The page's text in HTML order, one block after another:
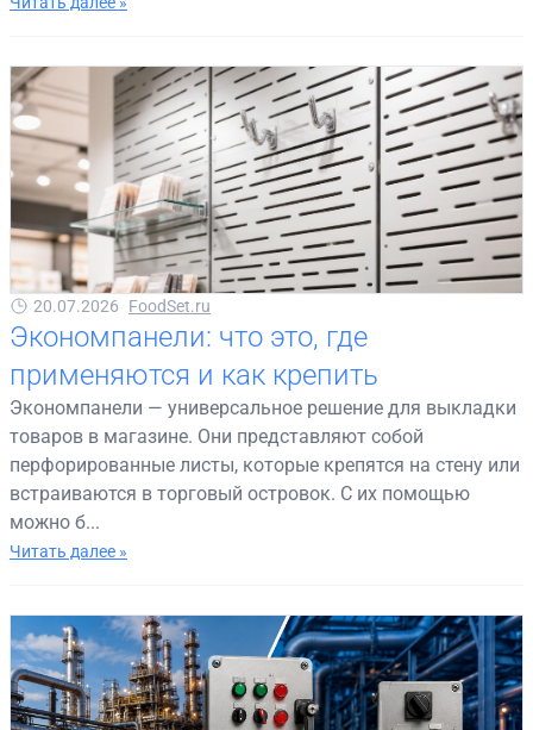
20.07.2026 FoodSet.ru
Экономпанели: что это, где
применяются и как крепить
Экономпанели — универсальное решение для выкладки
товаров в магазине. Они представляют собой
перфорированные листы, которые крепятся на стену или
встраиваются в торговый островок. С их помощью
можно б...
Читать далее »